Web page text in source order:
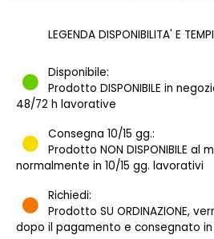
LEGENDA DISPONIBILITA' E
Disponibile:
Prodotto DISPONIBILE in
48/72 h lavorative
Consegna 10/15 gg.:
Prodotto NON DISPONIBILE
normalmente in 10/15 gg. lavorativi
Richiedi:
Prodotto SU ORDINAZIONE,
dopo il pagamento e consegnato in